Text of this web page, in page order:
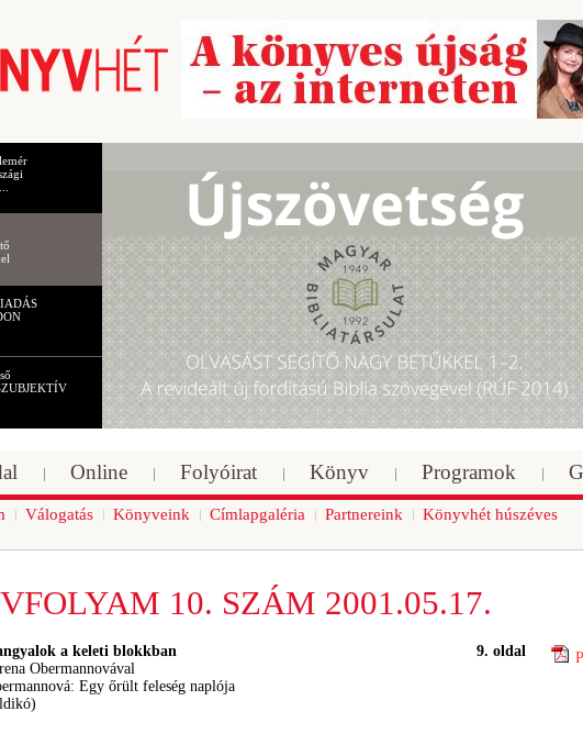
Online Folyóirat Könyv Programok
Válogatás Könyveink Címlapgaléria Partnereink Könyvhét húszéves
10. SZÁM 2001.05.17.
a keleti blokkban
Obermannovával
Egy őrült feleség naplója
9. oldal